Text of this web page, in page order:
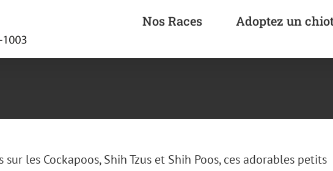
Nos Races Adoptez un
les Cockapoos, Shih Tzus et Shih Poos, ces adorables petits